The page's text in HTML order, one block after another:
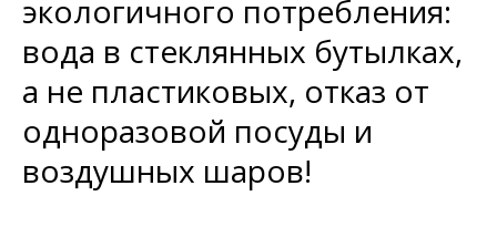
экологичного потребления:
вода в стеклянных бутылках,
а не пластиковых, отказ от
одноразовой посуды и
воздушных шаров!